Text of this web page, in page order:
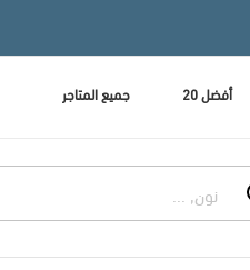
أفضل 20 جميع المتاجر